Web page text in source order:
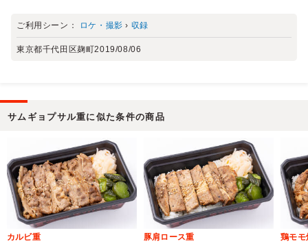
ご利用シーン： ロケ・撮影 › 収録
東京都千代田区麹町2019/08/06
サムギョプサル重に似た条件の商品
カルビ重
豚肩ロース重
鶏モモ